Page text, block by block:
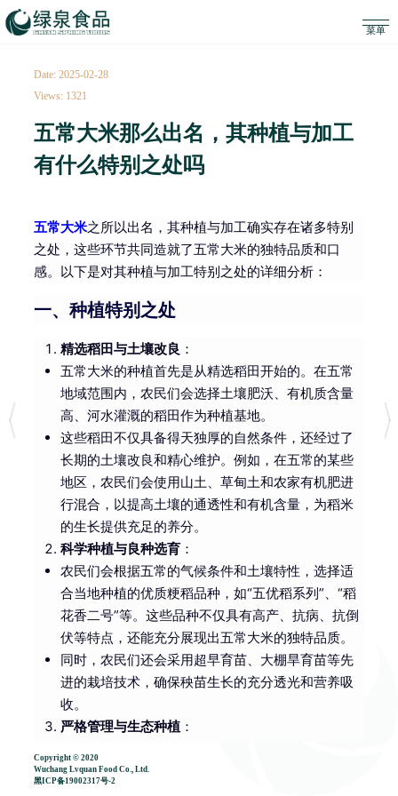
Date: 2025-02-28
Views: 1321
五常大米那么出名，其种植与加工
有什么特别之处吗
五常大米之所以出名，其种植与加工确实存在诸多特别
之处，这些环节共同造就了五常大米的独特品质和口
感。以下是对其种植与加工特别之处的详细分析：
一、种植特别之处
精选稻田与土壤改良 ：
五常大米的种植首先是从精选稻田开始的。在五常
地域范围内，农民们会选择土壤肥沃、有机质含量
高、河水灌溉的稻田作为种植基地。
这些稻田不仅具备得天独厚的自然条件，还经过了
长期的土壤改良和精心维护。例如，在五常的某些
地区，农民们会使用山土、草甸土和农家有机肥进
行混合，以提高土壤的通透性和有机含量，为稻米
的生长提供充足的养分。
科学种植与良种选育 ：
农民们会根据五常的气候条件和土壤特性，选择适
合当地种植的优质粳稻品种，如“五优稻系列”、“稻
花香二号”等。这些品种不仅具有高产、抗病、抗倒
伏等特点，还能充分展现出五常大米的独特品质。
同时，农民们还会采用超早育苗、大棚旱育苗等先
进的栽培技术，确保秧苗生长的充分透光和营养吸
收。
严格管理与生态种植 ：
民们都会严格按照规定的标准进行操作。
Copyright © 2020
Wuchang Lvquan Food Co., Ltd.
黑ICP备19002317号-2